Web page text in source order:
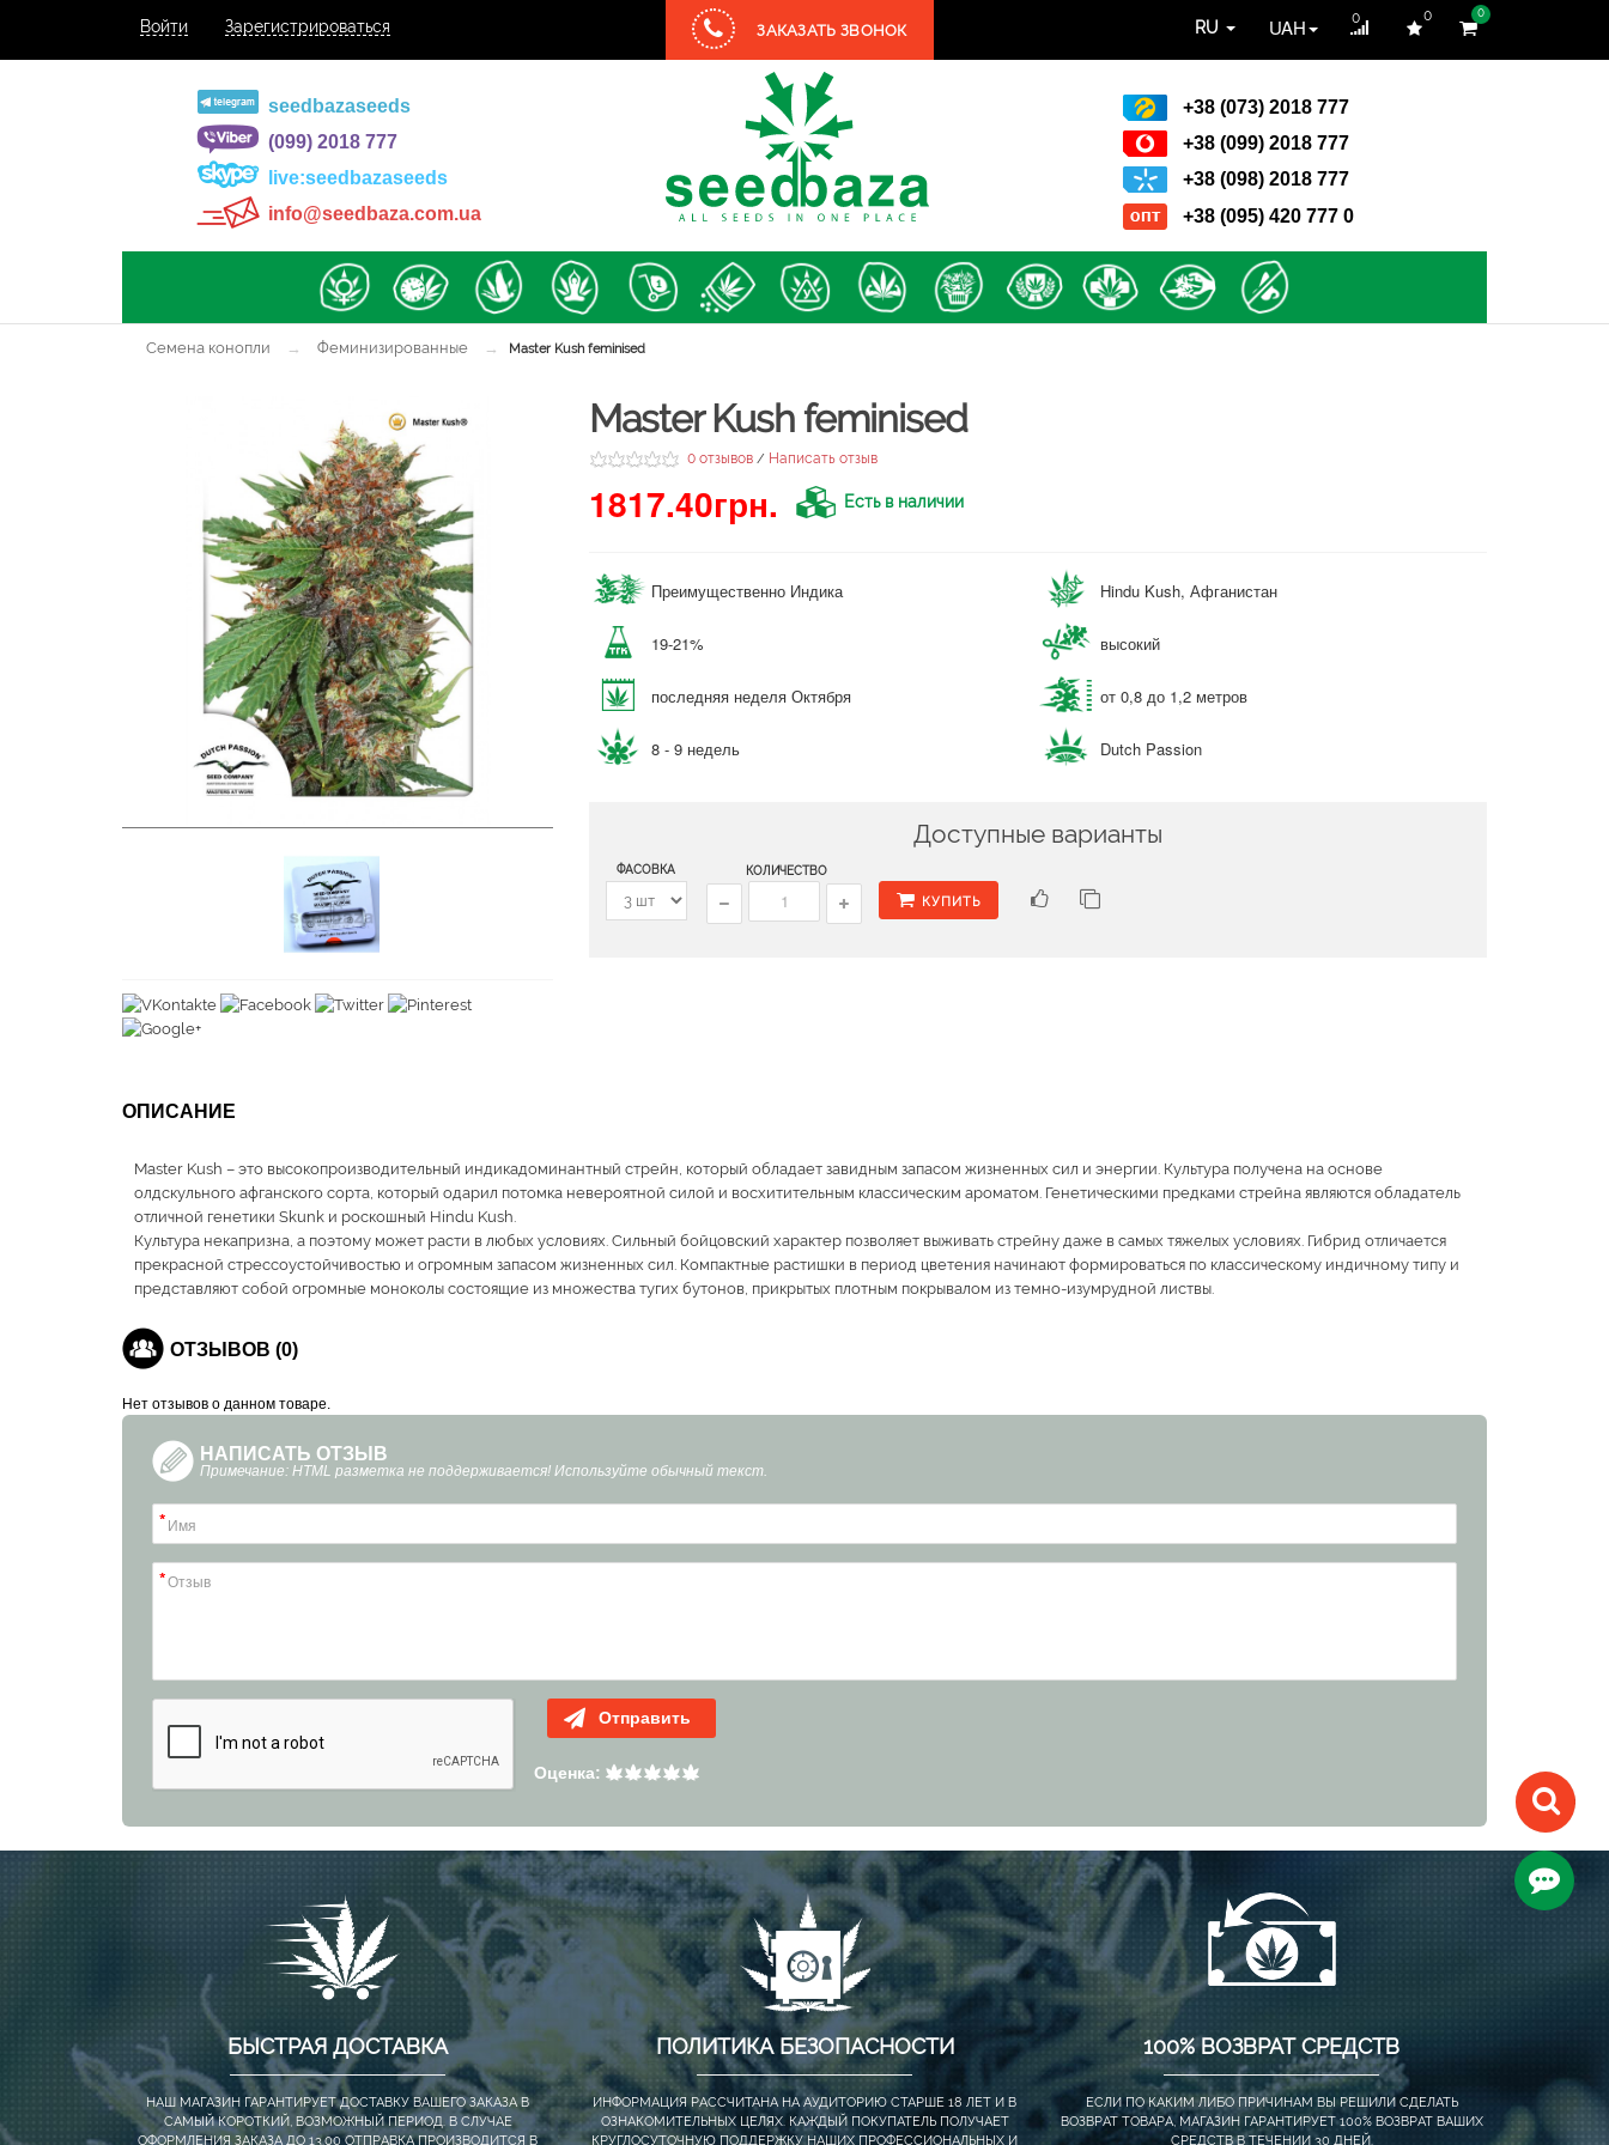
Войти Зарегистрироваться
0
RU UAH 0 0
ЗАКАЗАТЬ ЗВОНОК
seedbazaseeds
(099) 2018 777
live:seedbazaseeds
info@seedbaza.com.ua
+38 (073) 2018 777
+38 (099) 2018 777
+38 (098) 2018 777
+38 (095) 420 777 0
Семена конопли → Феминизированные → Master Kush feminised
Master Kush feminised
0 отзывов / Написать отзыв
1817.40грн. Есть в наличии
Преимущественно Индика Hindu Kush, Афганистан
19-21% высокий
последняя неделя Октября от 0,8 до 1,2 метров
8 - 9 недель Dutch Passion
Доступные варианты
ФАСОВКА КОЛИЧЕСТВО
КУПИТЬ
ОПИСАНИЕ
Master Kush – это высокопроизводительный индикадоминантный стрейн, который обладает завидным запасом жизненных сил и энергии. Культура получена на основе
олдскульного афганского сорта, который одарил потомка невероятной силой и восхитительным классическим ароматом. Генетическими предками стрейна являются обладатель
отличной генетики Skunk и роскошный Hindu Kush.
Культура некапризна, а поэтому может расти в любых условиях. Сильный бойцовский характер позволяет выживать стрейну даже в самых тяжелых условиях. Гибрид отличается
прекрасной стрессоустойчивостью и огромным запасом жизненных сил. Компактные растишки в период цветения начинают формироваться по классическому индичному типу и
представляют собой огромные моноколы состоящие из множества тугих бутонов, прикрытых плотным покрывалом из темно-изумрудной листвы.
ОТЗЫВОВ (0)
Нет отзывов о данном товаре.
НАПИСАТЬ ОТЗЫВ
Примечание: HTML разметка не поддерживается! Используйте обычный текст.
Отправить
Оценка:
БЫСТРАЯ ДОСТАВКА
НАШ МАГАЗИН ГАРАНТИРУЕТ ДОСТАВКУ ВАШЕГО ЗАКАЗА В
САМЫЙ КОРОТКИЙ, ВОЗМОЖНЫЙ ПЕРИОД. В СЛУЧАЕ
ОФОРМЛЕНИЯ ЗАКАЗА ДО 13.00 ОТПРАВКА ПРОИЗВОДИТСЯ В
ПОЛИТИКА БЕЗОПАСНОСТИ
ИНФОРМАЦИЯ РАССЧИТАНА НА АУДИТОРИЮ СТАРШЕ 18 ЛЕТ И В
ОЗНАКОМИТЕЛЬНЫХ ЦЕЛЯХ. КАЖДЫЙ ПОКУПАТЕЛЬ ПОЛУЧАЕТ
КРУГЛОСУТОЧНУЮ ПОДДЕРЖКУ НАШИХ ПРОФЕССИОНАЛЬНЫХ И
100% ВОЗВРАТ СРЕДСТВ
ЕСЛИ ПО КАКИМ ЛИБО ПРИЧИНАМ ВЫ РЕШИЛИ СДЕЛАТЬ
ВОЗВРАТ ТОВАРА, МАГАЗИН ГАРАНТИРУЕТ 100% ВОЗВРАТ ВАШИХ
СРЕДСТВ В ТЕЧЕНИИ 30 ДНЕЙ.